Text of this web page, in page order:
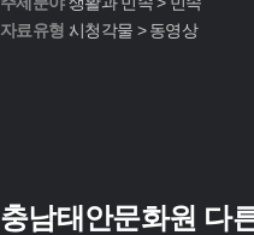
자료유형 :시청각물 > 동영상
충남태안문화원 다